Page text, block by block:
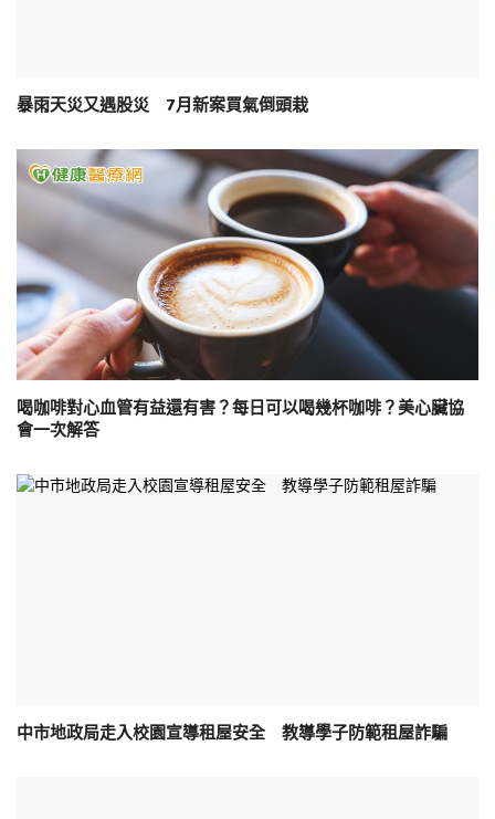
暴雨天災又遇股災 7月新案買氣倒頭栽
喝咖啡對心血管有益還有害？每日可以喝幾杯咖啡？美心臟協
會一次解答
中市地政局走入校園宣導租屋安全 教導學子防範租屋詐騙